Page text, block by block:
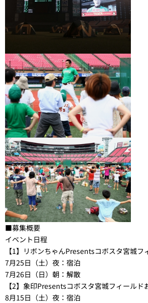
■募集概要
イベント日程
【1】リボンちゃんPresentsコボスタ宮城フ
7月25日（土） 夜：宿泊
7月26日（日） 朝：解散
【2】象印Presentsコボスタ宮城フィールド
8月15日（土） 夜：宿泊